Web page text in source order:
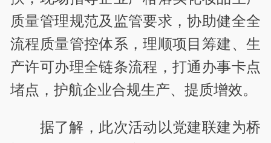
质量管理规范及监管要求，协助健全全
流程质量管控体系，理顺项目筹建、生
产许可办理全链条流程，打通办事卡点
堵点，护航企业合规生产、提质增效。
据了解，此次活动以党建联建为桥